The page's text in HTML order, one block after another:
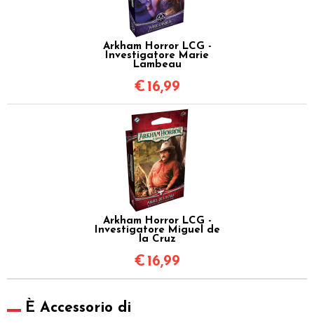
Arkham Horror LCG -
Investigatore Marie
Lambeau
€ 16,99
Arkham Horror LCG -
Investigatore Miguel de
la Cruz
€ 16,99
È Accessorio di